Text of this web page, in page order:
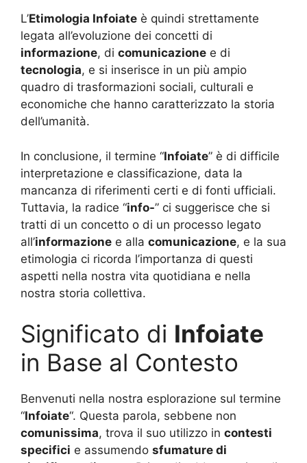
L’Etimologia Infoiate è quindi strettamente
legata all’evoluzione dei concetti di
informazione, di comunicazione e di
tecnologia, e si inserisce in un più ampio
quadro di trasformazioni sociali, culturali e
economiche che hanno caratterizzato la storia
dell’umanità.
In conclusione, il termine “Infoiate” è di difficile
interpretazione e classificazione, data la
mancanza di riferimenti certi e di fonti ufficiali.
Tuttavia, la radice “info-” ci suggerisce che si
tratti di un concetto o di un processo legato
all’informazione e alla comunicazione, e la sua
etimologia ci ricorda l’importanza di questi
aspetti nella nostra vita quotidiana e nella
nostra storia collettiva.
Significato di Infoiate
in Base al Contesto
Benvenuti nella nostra esplorazione sul termine
“Infoiate“. Questa parola, sebbene non
comunissima, trova il suo utilizzo in contesti
specifici e assumendo sfumature di